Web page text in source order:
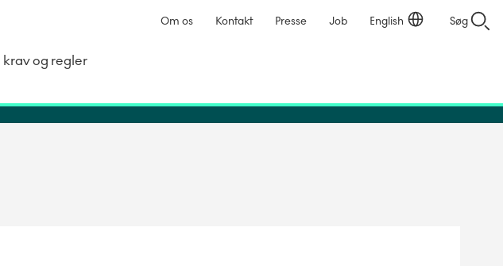
krav og regler
Om os Kontakt Presse Job English Søg